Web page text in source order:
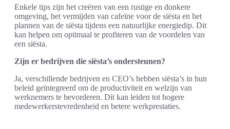
Enkele tips zijn het creëren van een rustige en donkere
omgeving, het vermijden van cafeïne voor de siësta en het
plannen van de siësta tijdens een natuurlijke energiedip. Dit
kan helpen om optimaal te profiteren van de voordelen van
een siësta.
Zijn er bedrijven die siësta’s ondersteunen?
Ja, verschillende bedrijven en CEO’s hebben siësta’s in hun
beleid geïntegreerd om de productiviteit en welzijn van
werknemers te bevorderen. Dit kan leiden tot hogere
medewerkerstevredenheid en betere werkprestaties.